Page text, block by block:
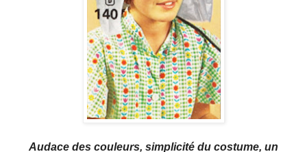
Audace des couleurs, simplicité du costume, un